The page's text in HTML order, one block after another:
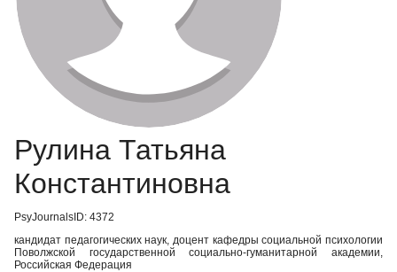
Рулина Татьяна
Константиновна
PsyJournalsID: 4372
кандидат педагогических наук, доцент кафедры социальной психологии
Поволжской государственной социально-гуманитарной академии,
Российская Федерация